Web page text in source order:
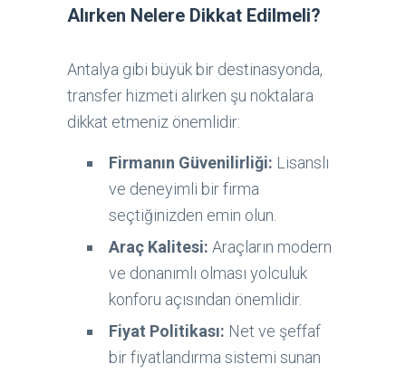
Alırken Nelere Dikkat Edilmeli?
Antalya gibi büyük bir destinasyonda,
transfer hizmeti alırken şu noktalara
dikkat etmeniz önemlidir:
Firmanın Güvenilirliği: Lisanslı
ve deneyimli bir firma
seçtiğinizden emin olun.
Araç Kalitesi: Araçların modern
ve donanımlı olması yolculuk
konforu açısından önemlidir.
Fiyat Politikası: Net ve şeffaf
bir fiyatlandırma sistemi sunan